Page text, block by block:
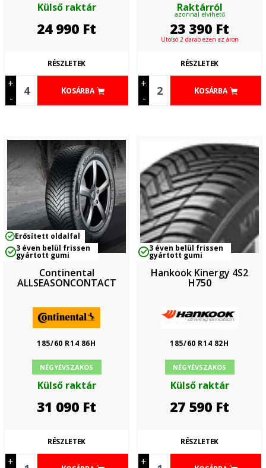
Külső raktár
24 990 Ft
+
-
KOSÁRBA
RÉSZLETEK
Raktárról
azonnal elvihető
23 390 Ft
Utolsó 2 darab ezen az áron
+
-
KOSÁRBA
RÉSZLETEK
Erősített oldalfal
3 éven belül frissen
gyártott gumi
Continental
ALLSEASONCONTACT
185/60 R14 86H
NÉGYÉVSZAKOS
Külső raktár
31 090 Ft
+
RÉSZLETEK
3 éven belül frissen
gyártott gumi
Hankook Kinergy 4S2
H750
185/60 R14 82H
NÉGYÉVSZAKOS
Külső raktár
27 590 Ft
+
RÉSZLETEK